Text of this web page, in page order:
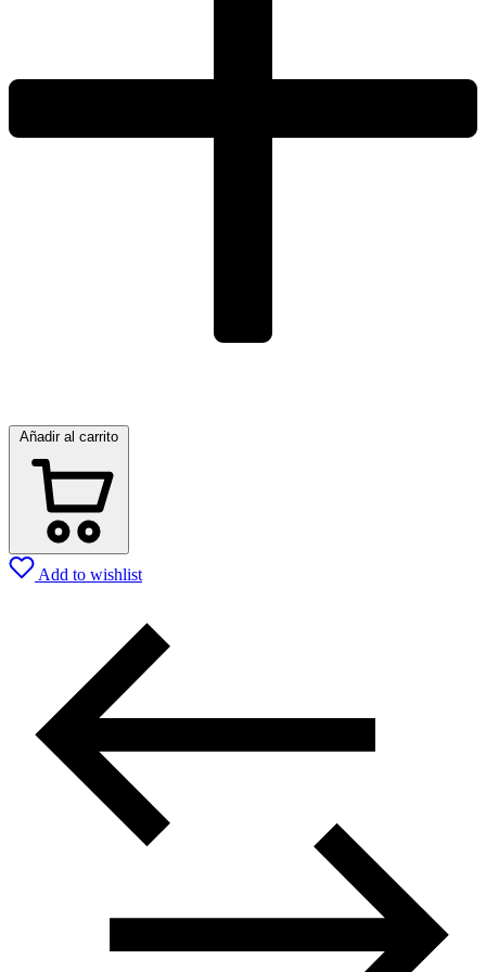
Añadir al carrito
Add to wishlist